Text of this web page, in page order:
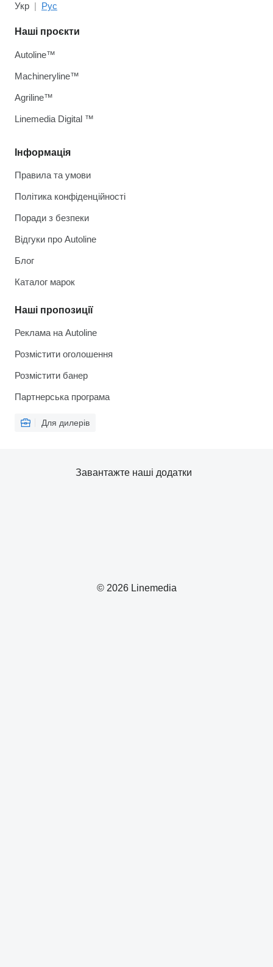
Укр Рус
Інформація
Правила та умови
Політика конфіденційності
Поради з безпеки
Відгуки про Autoline
Блог
Каталог марок
Наші пропозиції
Реклама на Autoline
Розмістити оголошення
Розмістити банер
Партнерська програма
Для дилерів
Наші проєкти
Autoline™
Machineryline™
Agriline™
Linemedia Digital ™
© 2026 Linemedia
Завантажте наші додатки